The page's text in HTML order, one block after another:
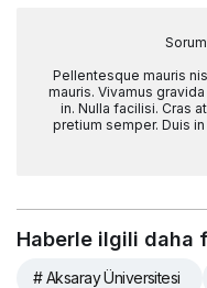
Pellentesque mauris
mauris. Vivamus
in. Nulla facilisi. Cras
pretium semper. Duis
Haberle ilgili daha
# Aksaray Üniversitesi